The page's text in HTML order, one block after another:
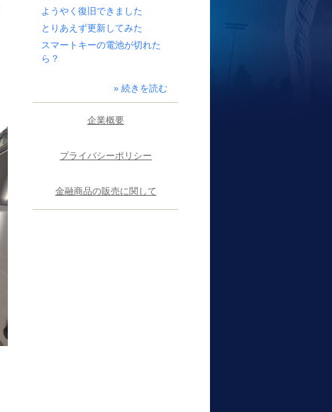
ようやく復旧できました
とりあえず更新してみた
スマートキーの電池が切れた
ら？
» 続きを読む
企業概要
プライバシーポリシー
金融商品の販売に関して